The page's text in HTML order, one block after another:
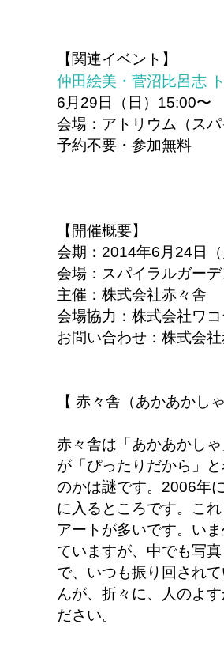
【関連イベント】
仲田絵美・菅沼比呂志
6月29日（日）15:00〜
会場：アトリウム（ス
予約不要・参加無料
【開催概要】
会期：2014年6月24日
会場：スパイラルガー
主催：株式会社赤々舎
会場協力：株式会社ワ
お問い合わせ：株式会
【 赤々舎（あかあかしゃ
赤々舎は「あかあかし
が「ぴったりだから」
のかは謎です。2006年
に入るところです。こ
アートが多いです。い
ていますが、中でも写
で、いつも振り回され
んが、折々に、人のよ
ださい。